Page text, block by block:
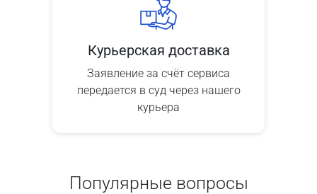
Курьерская доставка
Заявление за счёт сервиса
передается в суд через нашего
курьера
Популярные вопросы